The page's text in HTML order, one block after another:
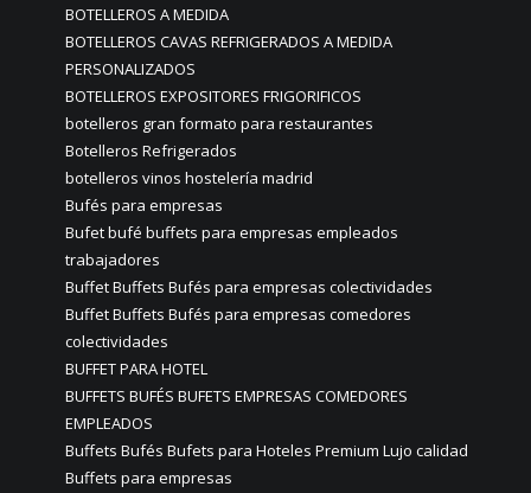
BOTELLEROS A MEDIDA
BOTELLEROS CAVAS REFRIGERADOS A MEDIDA
PERSONALIZADOS
BOTELLEROS EXPOSITORES FRIGORIFICOS
botelleros gran formato para restaurantes
Botelleros Refrigerados
botelleros vinos hostelería madrid
Bufés para empresas
Bufet bufé buffets para empresas empleados
trabajadores
Buffet Buffets Bufés para empresas colectividades
Buffet Buffets Bufés para empresas comedores
colectividades
BUFFET PARA HOTEL
BUFFETS BUFÉS BUFETS EMPRESAS COMEDORES
EMPLEADOS
Buffets Bufés Bufets para Hoteles Premium Lujo calidad
Buffets para empresas